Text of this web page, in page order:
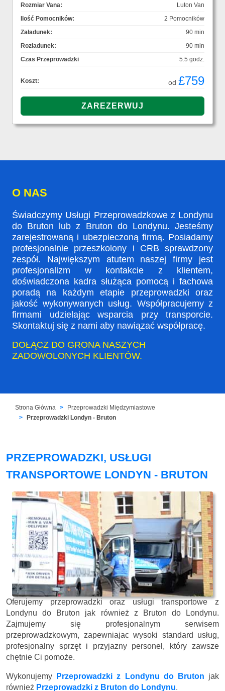
Rozmiar Vana:
Luton Van
Ilość Pomocników:
2 Pomocników
Załadunek:
90 min
Rozładunek:
90 min
Czas Przeprowadzki
5.5 godz.
Koszt: od £759
O NAS
Świadczymy Usługi Przeprowadzkowe z Londynu
do Bruton lub z Bruton do Londynu. Jesteśmy
zarejestrowaną i ubezpieczoną firmą. Posiadamy
profesjonalnie przeszkolony i CRB sprawdzony
zespół. Największym atutem naszej firmy jest
profesjonalizm w kontakcie z klientem,
doświadczona kadra służąca pomocą i fachowa
poradą na każdym etapie przeprowadzki oraz
jakość wykonywanych usług. Współpracujemy z
firmami udzielając wsparcia przy transporcie.
Skontaktuj się z nami aby nawiązać współpracę.
DOŁĄCZ DO GRONA NASZYCH
ZADOWOLONYCH KLIENTÓW.
Strona Główna
Przeprowadzki Międzymiastowe
Przeprowadzki Londyn - Bruton
PRZEPROWADZKI, USŁUGI
TRANSPORTOWE LONDYN - BRUTON
Oferujemy przeprowadzki oraz usługi transportowe z
Londynu do Bruton jak również z Bruton do Londynu.
Zajmujemy się profesjonalnym serwisem
przeprowadzkowym, zapewniajac wysoki standard usług,
profesjonalny sprzęt i przyjazny personel, który zawsze
chętnie Ci pomoże.
Wykonujemy Przeprowadzki z Londynu do Bruton jak
również Przeprowadzki z Bruton do Londynu.